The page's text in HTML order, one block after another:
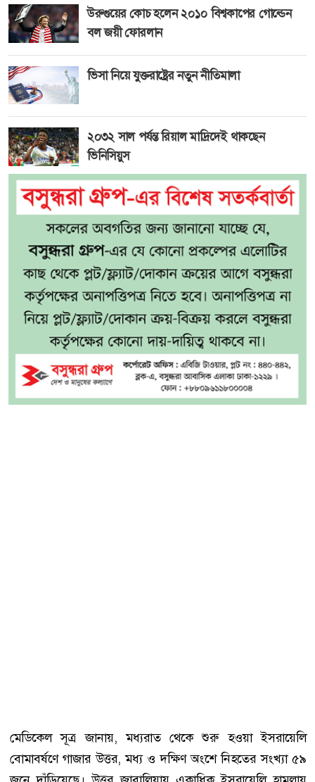
উরুগুয়ের কোচ হলেন ২০১০ বিশ্বকাপের গোল্ডেন
বল জয়ী ফোরলান
ভিসা নিয়ে যুক্তরাষ্ট্রের নতুন নীতিমালা
২০৩২ সাল পর্যন্ত রিয়াল মাদ্রিদেই থাকছেন
ভিনিসিয়ুস
মেডিকেল সূত্র জানায়, মধ্যরাত থেকে শুরু হওয়া ইসরায়েলি
বোমাবর্ষণে গাজার উত্তর, মধ্য ও দক্ষিণ অংশে নিহতের সংখ্যা ৫৯